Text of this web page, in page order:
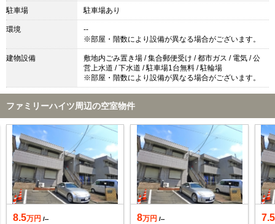
駐車場 駐車場あり
環境
--
※部屋・階数により設備が異なる場合がございます。
建物設備
敷地内ごみ置き場 / 集合郵便受け / 都市ガス / 電気 / 公
営上水道 / 下水道 / 駐車場1台無料 / 駐輪場
※部屋・階数により設備が異なる場合がございます。
ファミリーハイツ周辺の空室物件
8.5万円 /-- 8万円 /-- 7.5